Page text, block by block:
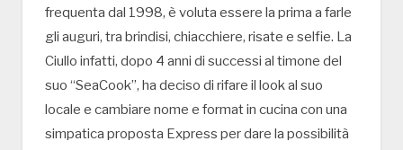
frequenta dal 1998, è voluta essere la prima a farle
gli auguri, tra brindisi, chiacchiere, risate e selfie. La
Ciullo infatti, dopo 4 anni di successi al timone del
suo “SeaCook”, ha deciso di rifare il look al suo
locale e cambiare nome e format in cucina con una
simpatica proposta Express per dare la possibilità